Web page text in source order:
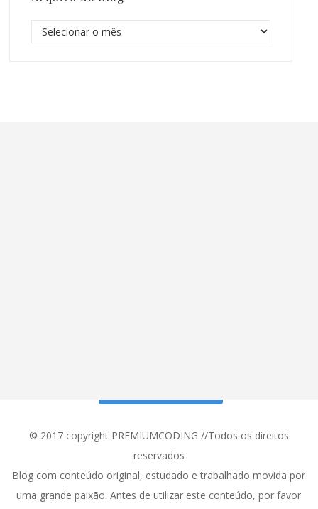
© 2017 copyright PREMIUMCODING //Todos os direitos
reservados
Blog com conteúdo original, estudado e trabalhado movida por
uma grande paixão. Antes de utilizar este conteúdo, por favor